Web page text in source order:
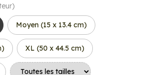
Moyen (15 x 13.4 cm)
XL (50 x 44.5 cm)